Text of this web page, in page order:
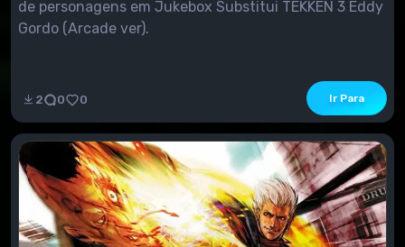
de personagens em Jukebox Substitui TEKKEN 3 Eddy
Gordo (Arcade ver).
2 0 0 Ir Para